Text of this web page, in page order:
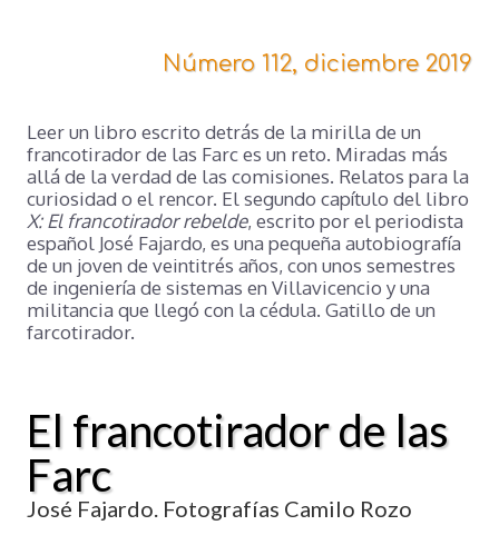
Número 112, diciembre 2019
Leer un libro escrito detrás de la mirilla de un
francotirador de las Farc es un reto. Miradas más
allá de la verdad de las comisiones. Relatos para la
curiosidad o el rencor. El segundo capítulo del libro
X: El francotirador rebelde, escrito por el periodista
español José Fajardo, es una pequeña autobiografía
de un joven de veintitrés años, con unos semestres
de ingeniería de sistemas en Villavicencio y una
militancia que llegó con la cédula. Gatillo de un
farcotirador.
El francotirador de las
Farc
José Fajardo. Fotografías Camilo Rozo